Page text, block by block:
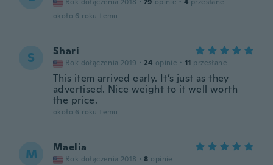
około 6 roku temu
S Shari
Rok dołączenia 2019 · 24 opinie · 11 przesłane
This item arrived early. It’s just as they
advertised. Nice weight to it well worth
the price.
około 6 roku temu
M Maelia
Rok dołączenia 2018 · 8 opinie